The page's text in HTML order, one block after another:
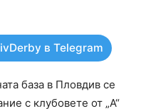
в Telegram
база в Пловдив се
с клубовете от „А“